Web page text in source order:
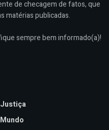
de checagem de fatos, que
matérias publicadas.
sempre bem informado(a)!
Justiça
Mundo